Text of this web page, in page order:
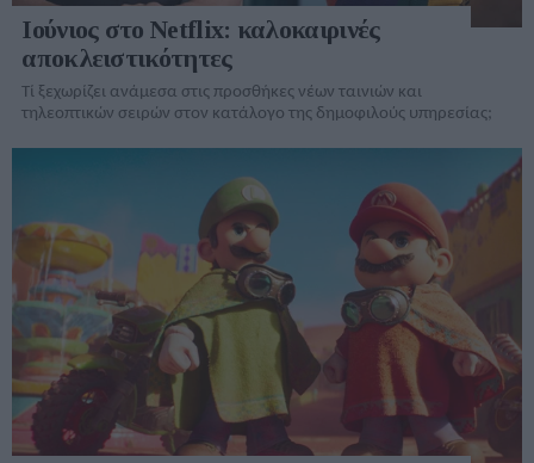
Ιούνιος στο Netflix: καλοκαιρινές
αποκλειστικότητες
Τί ξεχωρίζει ανάμεσα στις προσθήκες νέων ταινιών και
τηλεοπτικών σειρών στον κατάλογo της δημοφιλούς υπηρεσίας;